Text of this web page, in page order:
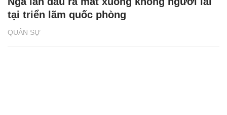
QUÂN SỰ
tại triển lãm quốc phòng